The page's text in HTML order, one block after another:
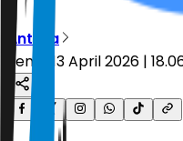
Antara
Senin, 13 April 2026 |